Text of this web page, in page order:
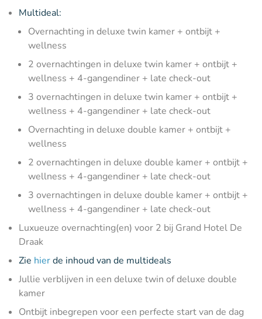
Multideal:
Overnachting in deluxe twin kamer + ontbijt +
wellness
2 overnachtingen in deluxe twin kamer + ontbijt +
wellness + 4-gangendiner + late check-out
3 overnachtingen in deluxe twin kamer + ontbijt +
wellness + 4-gangendiner + late check-out
Overnachting in deluxe double kamer + ontbijt +
wellness
2 overnachtingen in deluxe double kamer + ontbijt +
wellness + 4-gangendiner + late check-out
3 overnachtingen in deluxe double kamer + ontbijt +
wellness + 4-gangendiner + late check-out
Luxueuze overnachting(en) voor 2 bij Grand Hotel De
Draak
Zie hierde inhoud van de multideals
Jullie verblijven in een deluxe twin of deluxe double
kamer
Ontbijt inbegrepen voor een perfecte start van de dag